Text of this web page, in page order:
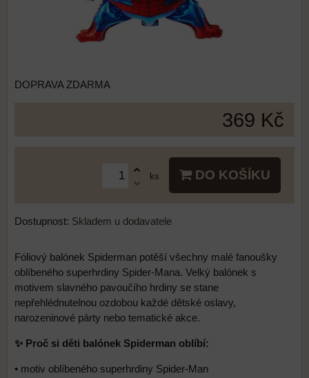
DOPRAVA ZDARMA
369 Kč
ks DO KOŠÍKU
Dostupnost: Skladem u dodavatele
Fóliový balónek Spiderman potěší všechny malé fanoušky
oblíbeného superhrdiny Spider-Mana. Velký balónek s
motivem slavného pavoučího hrdiny se stane
nepřehlédnutelnou ozdobou každé dětské oslavy,
narozeninové párty nebo tematické akce.
✨ Proč si děti balónek Spiderman oblíbí:
• motiv oblíbeného superhrdiny Spider-Man